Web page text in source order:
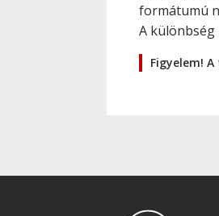
formátumú
A különbség
Figyelem!